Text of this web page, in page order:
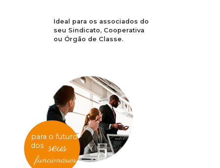
Ideal para os associados do
seu Sindicato, Cooperativa
ou Órgão de Classe.
para o futuro
dos seus
funcionários